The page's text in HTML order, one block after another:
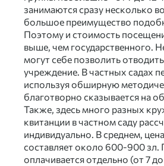
занимаются сразу несколько
большое преимущество
Поэтому и стоимость
выше, чем государственного.
могут себе позволить
учреждение. В частных садах
используя обширную
благотворно сказывается на
Также, здесь много разных
квитанции в частном саду
индивидуально. В среднем,
составляет около 600-900 зл.
оплачивается отдельно (от 7